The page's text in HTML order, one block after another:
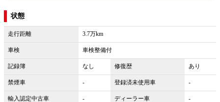
状態
走行距離 3.7万km
車検 車検整備付
記録簿 なし 修復歴 あり
禁煙車 - 登録済未使用車 -
輸入認定中古車 - ディーラー車 -